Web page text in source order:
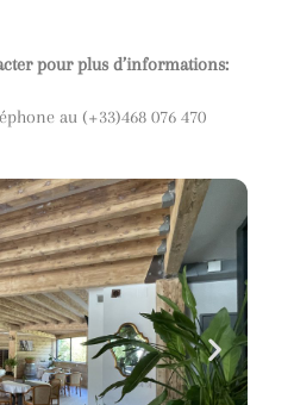
pour plus d’informations:
au (+33)468 076 470